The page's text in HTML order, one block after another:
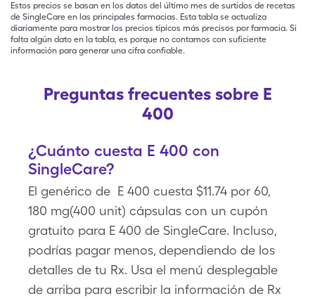
Estos precios se basan en los datos del último mes de surtidos de recetas
de SingleCare en las principales farmacias. Esta tabla se actualiza
diariamente para mostrar los precios típicos más precisos por farmacia. Si
falta algún dato en la tabla, es porque no contamos con suficiente
información para generar una cifra confiable.
Preguntas frecuentes sobre E
400
¿Cuánto cuesta E 400 con
SingleCare?
El genérico de E 400 cuesta $11.74 por 60,
180 mg(400 unit) cápsulas con un cupón
gratuito para E 400 de SingleCare. Incluso,
podrías pagar menos, dependiendo de los
detalles de tu Rx. Usa el menú desplegable
de arriba para escribir la información de Rx